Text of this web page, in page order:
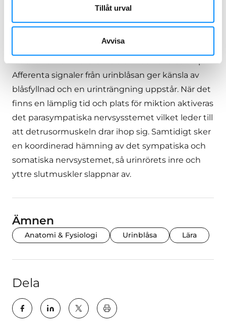
Tillåt urval
Avvisa
beskrivs i tabellen ovan: lagring och tömning av
somatiska nervsystemen är aktiverade, vilket
leder till att urinrörets två slutmuskler dras ihop.
Afferenta signaler från urinblåsan ger känsla av
blåsfyllnad och en urinträngning uppstår. När det
finns en lämplig tid och plats för miktion aktiveras
det parasympatiska nervsysstemet vilket leder till
att detrusormuskeln drar ihop sig. Samtidigt sker
en koordinerad hämning av det sympatiska och
somatiska nervsystemet, så urinrörets inre och
yttre slutmuskler slappnar av.
Ämnen
Anatomi & Fysiologi Urinblåsa Lära
Dela
key:global.print-this-page